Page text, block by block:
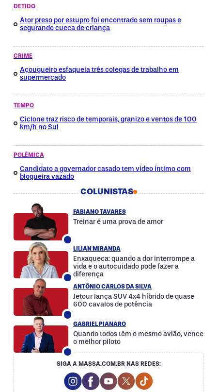
DETIDO
Ator preso por estupro foi encontrado sem roupas e
segurando cueca de criança
CRIME
Açougueiro esfaqueia três colegas de trabalho em
supermercado
TEMPO
Ciclone traz risco de temporais, granizo e ventos de 100
km/h no Sul
POLÊMICA
Candidato a governador casado tem vídeo íntimo com
blogueira vazado
COLUNISTAS
FABIANO TAVARES
Treinar é uma prova de amor
LILIAN MIRANDA
Enxaqueca: quando a dor interrompe a
vida e o autocuidado pode fazer a
diferença
ANTÔNIO CARLOS DA SILVA
Jetour lança SUV 4x4 híbrido de quase
600 cavalos de potência
GABRIEL PIANARO
Quando todos têm o mesmo avião, vence
o melhor piloto
SIGA A MASSA.COM.BR NAS REDES:
Instagram Social Media
Facebook Social Media
Youtube Social Media
Twitter Social Media
Tiktok Social